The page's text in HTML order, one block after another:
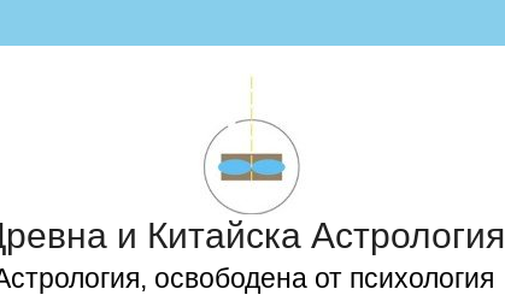
и Китайска Астрология
освободена от психология